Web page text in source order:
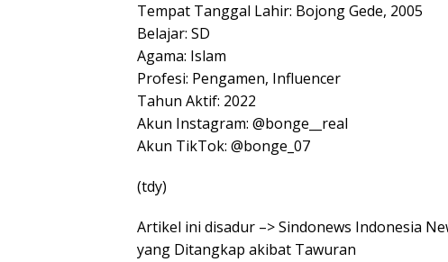
Tempat Tanggal Lahir: Bojong Gede, 2005
Belajar: SD
Agama: Islam
Profesi: Pengamen, Influencer
Tahun Aktif: 2022
Akun Instagram: @bonge__real
Akun TikTok: @bonge_07
(tdy)
Artikel ini disadur –> Sindonews Indonesia
yang Ditangkap akibat Tawuran